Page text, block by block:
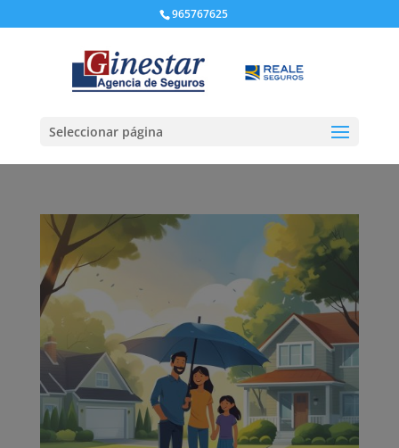
965767625
Seleccionar página